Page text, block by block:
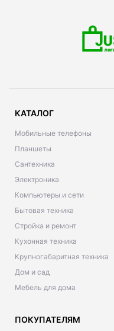
КАТАЛОГ
Мобильные телефоны
Планшеты
Сантехника
Электроника
Компьютеры и сети
Бытовая техника
Стройка и ремонт
Кухонная техника
Крупногабаритная техника
Дом и сад
Мебель для дома
ПОКУПАТЕЛЯМ